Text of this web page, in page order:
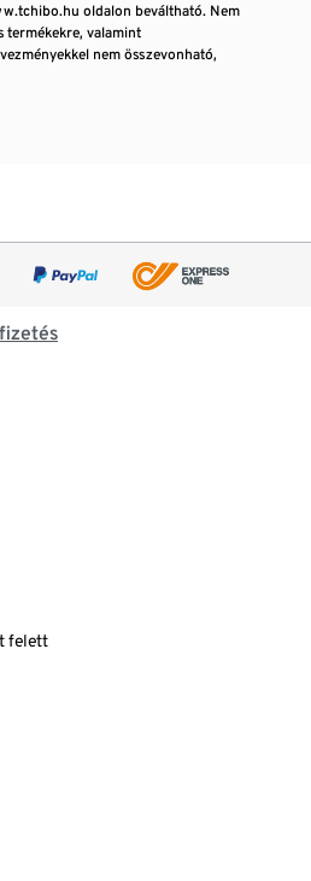
oldalon beváltható. Nem
termékekre, valamint
nem összevonható,
felett